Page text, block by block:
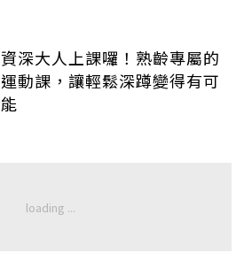
資深大人上課囉！熟齡專屬的
運動課，讓輕鬆深蹲變得有可
能